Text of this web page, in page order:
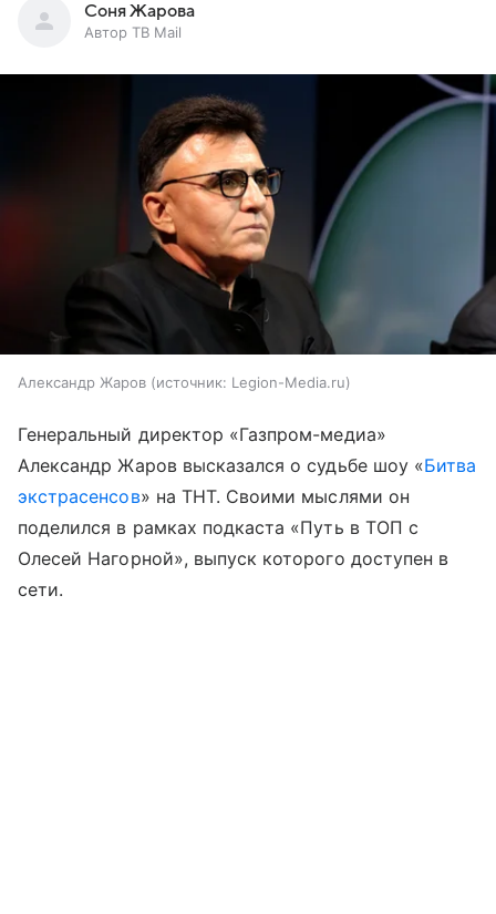
Соня Жарова
Автор ТВ Mail
Александр Жаров источник: Legion-Media.ru
Генеральный директор «Газпром-медиа»
Александр Жаров высказался о судьбе шоу «Битва
экстрасенсов» на ТНТ. Своими мыслями он
поделился в рамках подкаста «Путь в ТОП с
Олесей Нагорной», выпуск которого доступен в
сети.